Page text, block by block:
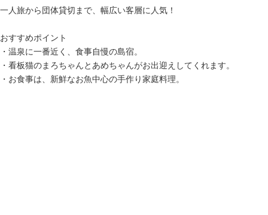
一人旅から団体貸切まで、幅広い客層に人気！
おすすめポイント
・温泉に一番近く、食事自慢の島宿。
・看板猫のまろちゃんとあめちゃんがお出迎えしてくれます。
・お食事は、新鮮なお魚中心の手作り家庭料理。